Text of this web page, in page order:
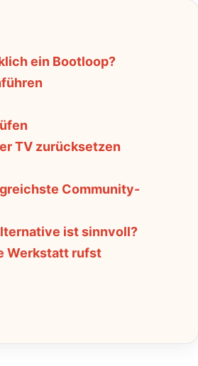
ein Bootloop?
TV zurücksetzen
Community-
ist sinnvoll?
Werkstatt rufst